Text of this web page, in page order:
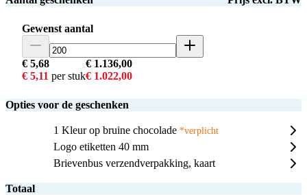
Gewenst aantal
€ 5,68
€ 5,11 per stuk
€ 1.136,00
€ 1.022,00
Opties voor de geschenken
1 Kleur op bruine chocolade *verplicht
Logo etiketten 40 mm
Brievenbus verzendverpakking, kaart
Totaal